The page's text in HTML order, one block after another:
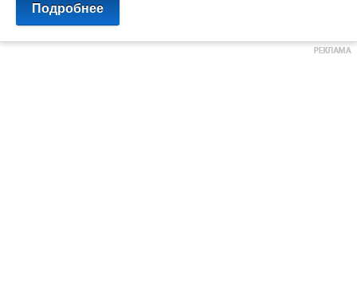
Подробнее